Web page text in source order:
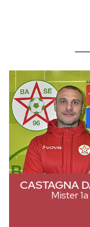
CASTAGNA
Mister 1a